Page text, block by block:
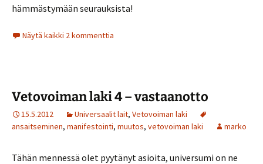
hämmästymään seurauksista!
Näytä kaikki 2 kommenttia
Vetovoiman laki 4 – vastaanotto
15.5.2012 Universaalit lait, Vetovoiman laki
ansaitseminen, manifestointi, muutos, vetovoiman laki marko
Tähän mennessä olet pyytänyt asioita, universumi on ne